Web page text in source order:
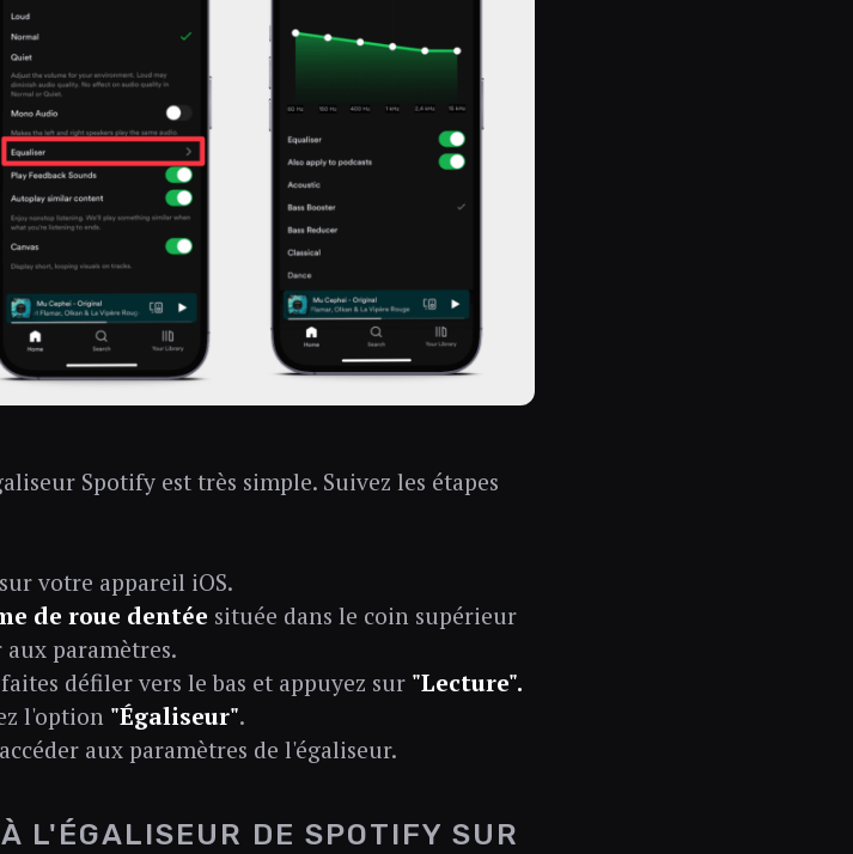
Spotify est très simple. Suivez les étapes
votre appareil iOS.
de roue dentée située dans le coin supérieur
paramètres.
défiler vers le bas et appuyez sur "Lecture".
l'option "Égaliseur".
aux paramètres de l'égaliseur.
L'ÉGALISEUR DE SPOTIFY SUR